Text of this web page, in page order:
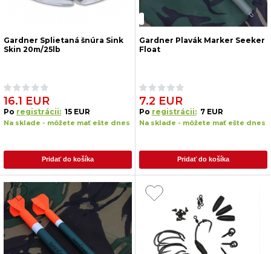
Gardner Splietaná šnúra Sink
Skin 20m/25lb
16.1 EUR
Po registrácii: 15 EUR
Na sklade - môžete mať ešte dnes
Pridať do košíka
Gardner Plavák Marker Seeker
Float
7.2 EUR
Po registrácii: 7 EUR
Na sklade - môžete mať ešte dnes
Pridať do košíka